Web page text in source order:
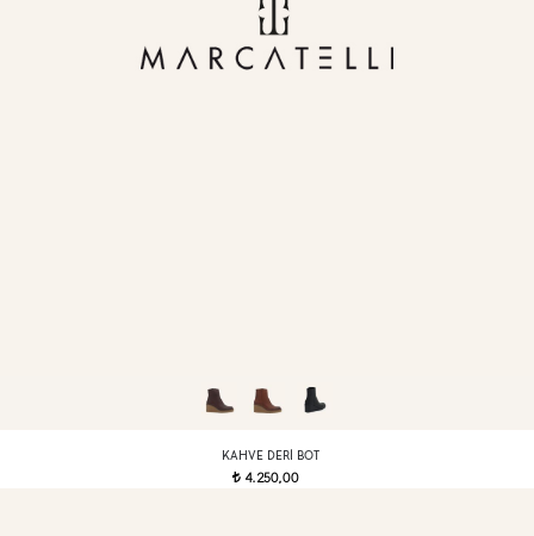
KAHVE DERI BOT
t 4.250,00